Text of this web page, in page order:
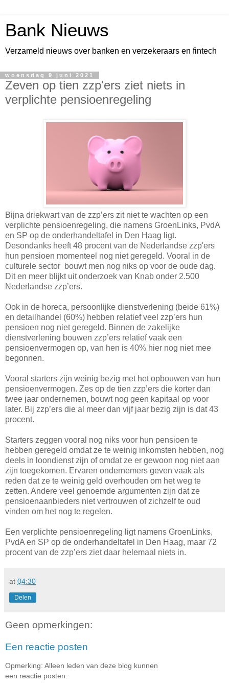
Bank Nieuws
Verzameld nieuws over banken en verzekeraars en fintech
woensdag 9 juni 2021
Zeven op tien zzp'ers ziet niets in
verplichte pensioenregeling
Bijna driekwart van de zzp’ers zit niet te wachten op een
verplichte pensioenregeling, die namens GroenLinks, PvdA
en SP op de onderhandeltafel in Den Haag ligt.
Desondanks heeft 48 procent van de Nederlandse zzp'ers
hun pensioen momenteel nog niet geregeld. Vooral in de
culturele sector bouwt men nog niks op voor de oude dag.
Dit en meer blijkt uit onderzoek van Knab onder 2.500
Nederlandse zzp’ers.
Ook in de horeca, persoonlijke dienstverlening (beide 61%)
en detailhandel (60%) hebben relatief veel zzp’ers hun
pensioen nog niet geregeld. Binnen de zakelijke
dienstverlening bouwen zzp’ers relatief vaak een
pensioenvermogen op, van hen is 40% hier nog niet mee
begonnen.
Vooral starters zijn weinig bezig met het opbouwen van hun
pensioenvermogen. Zes op de tien zzp’ers die korter dan
twee jaar ondernemen, bouwt nog geen kapitaal op voor
later. Bij zzp’ers die al meer dan vijf jaar bezig zijn is dat 43
procent.
Starters zeggen vooral nog niks voor hun pensioen te
hebben geregeld omdat ze te weinig inkomsten hebben, nog
deels in loondienst zijn of omdat ze er gewoon nog niet aan
zijn toegekomen. Ervaren ondernemers geven vaak als
reden dat ze te weinig geld overhouden om het weg te
zetten. Andere veel genoemde argumenten zijn dat ze
pensioenaanbieders niet vertrouwen of zichzelf te oud
vinden om het nog te regelen.
Een verplichte pensioenregeling ligt namens GroenLinks,
PvdA en SP op de onderhandeltafel in Den Haag, maar 72
procent van de zzp’ers ziet daar helemaal niets in.
at 04:30
Delen
Geen opmerkingen:
Een reactie posten
Opmerking: Alleen leden van deze blog kunnen
een reactie posten.